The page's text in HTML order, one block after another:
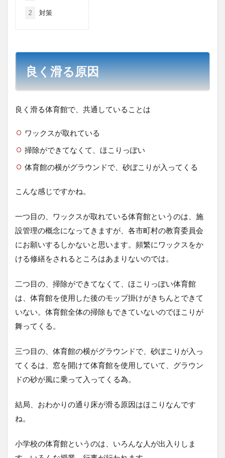
2 対策
良く滑る原因
良く滑る体育館で、共通していることは
ワックスが取れている
掃除ができてなくて、ほこりっぽい
体育館の横がグラウンドで、砂ぼこりが入ってくる
こんな感じですかね。
一つ目の、ワックスが取れている体育館というのは、施
設管理の概念になってきますが、各市町村の教育委員会
にお願いするしかないと思います。頻繁にワックスをか
ける修繕をされるところはあまりないのでは。
二つ目の、掃除ができてなくて、ほこりっぽい体育館
は、体育館を使用した後のモップ掛けがきちんとできて
いない。体育館全体の掃除もできていないのでほこりが
舞ってくる。
三つ目の、体育館の横がグラウンドで、砂ぼこりが入っ
てくるは、窓を開けて体育館を使用していて、グラウン
ドの砂が風に乗って入ってくる為。
結局、おわかりの通り床が滑る原因はほこりなんです
ね。
小学校の体育館というのは、いろんな人が出入りしま